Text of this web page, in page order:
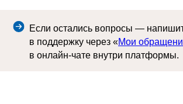
Если остались вопросы —
в поддержку через «Мои
в онлайн-чате внутри платформы.